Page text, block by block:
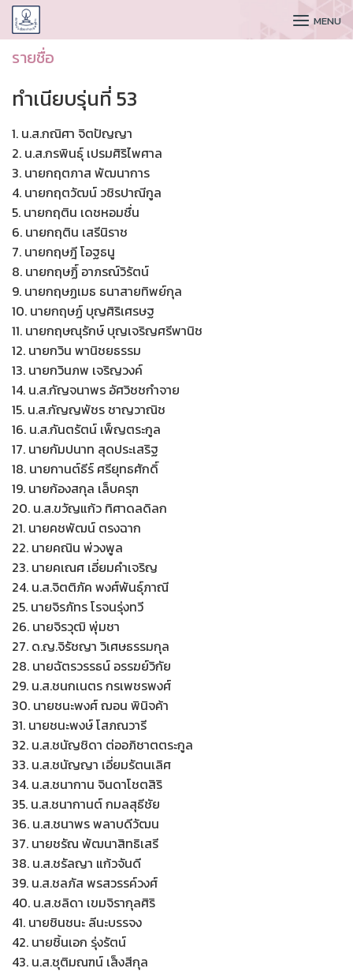
CUDAA MENU
รายชื่อ
ทำเนียบรุ่นที่ 53
1. น.ส.กณิศา จิตปัญญา
2. น.ส.กรพินธุ์ เปรมศิริไพศาล
3. นายกฤตภาส พัฒนาการ
4. นายกฤตวัฒน์ วชิรปาณีกูล
5. นายกฤติน เดชหอมชื่น
6. นายกฤติน เสรีนิราช
7. นายกฤษฎี โอฐธนู
8. นายกฤษฏิ์ อาภรณ์วิรัตน์
9. นายกฤษฏเมธ ธนาสายทิพย์กุล
10. นายกฤษฏ์ บุญศิริเศรษฐ
11. นายกฤษณุรักษ์ บุญเจริญศรีพานิช
12. นายกวิน พานิชยธรรม
13. นายกวินภพ เจริญวงค์
14. น.ส.กัญจนาพร อัศวิชชกำจาย
15. น.ส.กัญญพัชร ชาญวาณิช
16. น.ส.กันตรัตน์ เพ็ญตระกูล
17. นายกัมปนาท สุดประเสริฐ
18. นายกานต์ธีร์ ศรียุทธศักดิ์
19. นายก้องสกุล เล็บครุฑ
20. น.ส.ขวัญแก้ว ทิศาดลดิลก
21. นายคชพัฒน์ ตรงฉาก
22. นายคณิน พ่วงพูล
23. นายคเณศ เอี่ยมคำเจริญ
24. น.ส.จิตติภัค พงศ์พันธุ์ภาณี
25. นายจิรภัทร โรจนรุ่งทวี
26. นายจิรวุฒิ พุ่มชา
27. ด.ญ.จิรัชญา วิเศษธรรมกุล
28. นายฉัตรวรรธน์ อรรฆย์วิกัย
29. น.ส.ชนกเนตร กรเพชรพงศ์
30. นายชนะพงศ์ ฌอน พินิจค้า
31. นายชนะพงษ์ โสภณวารี
32. น.ส.ชนัญชิดา ต่ออภิชาตตระกูล
33. น.ส.ชนัญญา เอี่ยมรัตนเลิศ
34. น.ส.ชนากาน จินดาโชตสิริ
35. น.ส.ชนากานต์ กมลสุธีชัย
36. น.ส.ชนาพร พลาบดีวัฒน
37. นายชรัณ พัฒนาสิทธิเสรี
38. น.ส.ชรัลญา แก้วจันดี
39. น.ส.ชลภัส พรสวรรค์วงศ์
40. น.ส.ชลิดา เขมจิรากุลศิริ
41. นายชินชนะ ลีนะบรรจง
42. นายชิ้นเอก รุ่งรัตน์
43. น.ส.ชุติมณฑน์ เส็งสีกุล